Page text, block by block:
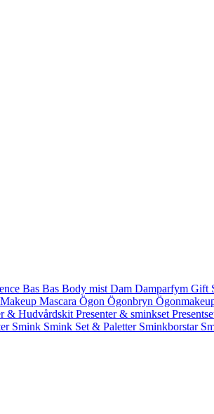
Bas Bas Body mist Dam Damparfym Gift
Makeup Mascara Ögon Ögonbryn
& Hudvårdskit Presenter & sminkset
Smink Smink Set & Paletter Sminkborstar